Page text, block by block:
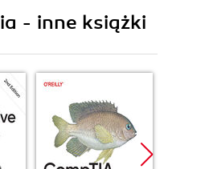
of Blame
Systems
- inne książki